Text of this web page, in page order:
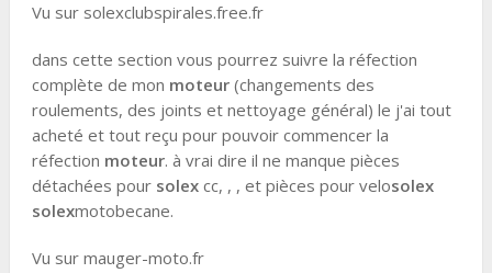
Vu sur solexclubspirales.free.fr
dans cette section vous pourrez suivre la réfection
complète de mon moteur(changements des
roulements, des joints et nettoyage général) le j'ai tout
acheté et tout reçu pour pouvoir commencer la
réfection moteur. à vrai dire il ne manque pièces
détachées pour solexcc, , , et pièces pour velosolex
solexmotobecane.
Vu sur mauger-moto.fr